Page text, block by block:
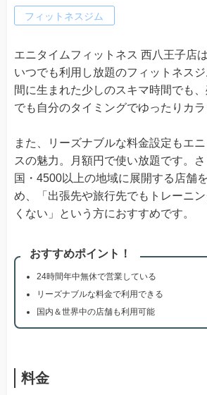
フィットネスジム
エニタイムフィットネス 西八王子店
いつでも利用し放題のフィットネス
間に生まれた少しのスキマ時間でも
でも自分のタイミングでゆったりカラ
また、リーズナブルな料金設定もエ
スの魅力。月額円で使い放題です。
国・4500以上の地域に展開する店舗
め、「出張先や旅行先でもトレーニ
くない」という方におすすめです。
おすすめポイント！
24時間年中無休で営業している
リーズナブルな料金で利用できる
国内＆世界中の店舗も利用可能
料金